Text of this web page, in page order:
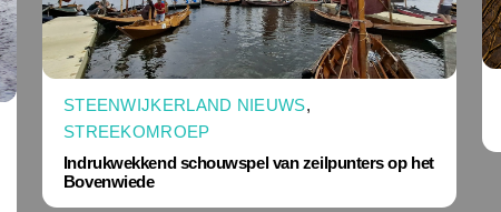
STEENWIJKERLAND NIEUWS,
STREEKOMROEP
Indrukwekkend schouwspel van zeilpunters op het
Bovenwiede